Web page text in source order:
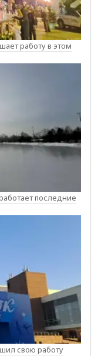
работу в этом
последние
свою работу